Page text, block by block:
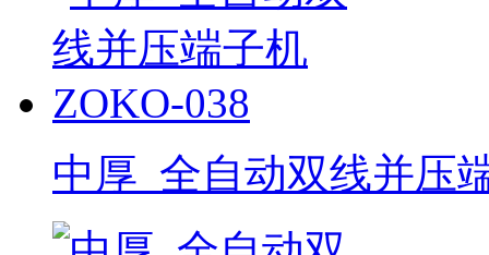
中厚_全自动双线并压